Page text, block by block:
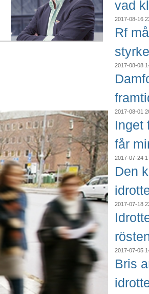
vad
2017-08-16
Rf
2017-08-08
2017-08-01
Inget
får
2017-07-24
Den
2017-07-18
2017-07-05
Bris